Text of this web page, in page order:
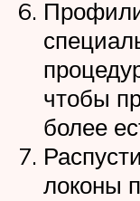
чтобы
более
локоны